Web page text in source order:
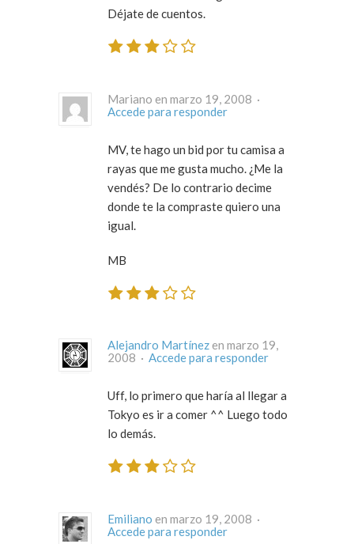
Déjate de cuentos.
Mariano en marzo 19, 2008 ·
Accede para responder
MV, te hago un bid por tu camisa a
rayas que me gusta mucho. ¿Me la
vendés? De lo contrario decime
donde te la compraste quiero una
igual.
MB
Alejandro Martínez en marzo 19,
2008 · Accede para responder
Uff, lo primero que haría al llegar a
Tokyo es ir a comer ^^ Luego todo
lo demás.
Emiliano
en marzo 19, 2008 ·
Accede para responder